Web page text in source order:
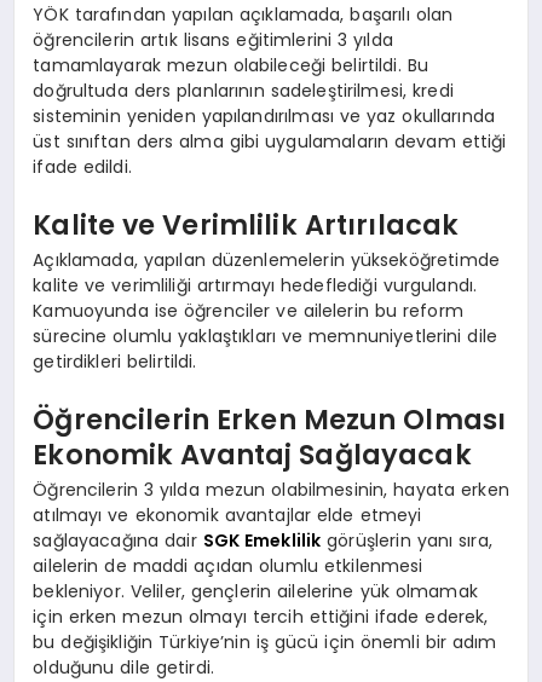
YÖK tarafından yapılan açıklamada, başarılı olan
öğrencilerin artık lisans eğitimlerini 3 yılda
tamamlayarak mezun olabileceği belirtildi. Bu
doğrultuda ders planlarının sadeleştirilmesi, kredi
sisteminin yeniden yapılandırılması ve yaz okullarında
üst sınıftan ders alma gibi uygulamaların devam ettiği
ifade edildi.
Kalite ve Verimlilik Artırılacak
Açıklamada, yapılan düzenlemelerin yükseköğretimde
kalite ve verimliliği artırmayı hedeflediği vurgulandı.
Kamuoyunda ise öğrenciler ve ailelerin bu reform
sürecine olumlu yaklaştıkları ve memnuniyetlerini dile
getirdikleri belirtildi.
Öğrencilerin Erken Mezun Olması
Ekonomik Avantaj Sağlayacak
Öğrencilerin 3 yılda mezun olabilmesinin, hayata erken
atılmayı ve ekonomik avantajlar elde etmeyi
sağlayacağına dair SGK Emeklilik görüşlerin yanı sıra,
ailelerin de maddi açıdan olumlu etkilenmesi
bekleniyor. Veliler, gençlerin ailelerine yük olmamak
için erken mezun olmayı tercih ettiğini ifade ederek,
bu değişikliğin Türkiye’nin iş gücü için önemli bir adım
olduğunu dile getirdi.